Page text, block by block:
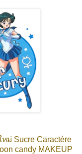
ม่ Sucre Caractère
candy MAKEUP